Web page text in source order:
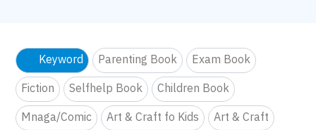
Keyword Parenting Book
Exam Book
Fiction
Selfhelp Book
Children Book
Mnaga/Comic
Art & Craft fo Kids
Art & Craft